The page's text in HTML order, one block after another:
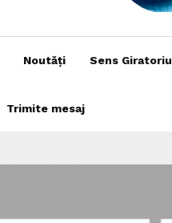
Noutăți Sens Giratoriu
Trimite mesaj